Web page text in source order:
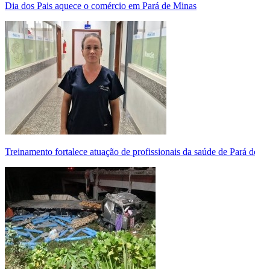
Dia dos Pais aquece o comércio em Pará de Minas
Treinamento fortalece atuação de profissionais da saúde de Pará